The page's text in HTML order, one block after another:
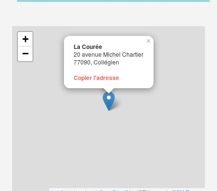
La Courée
20 avenue Michel Chartier
77090, Collégien
Copier l'adresse
×
+
−